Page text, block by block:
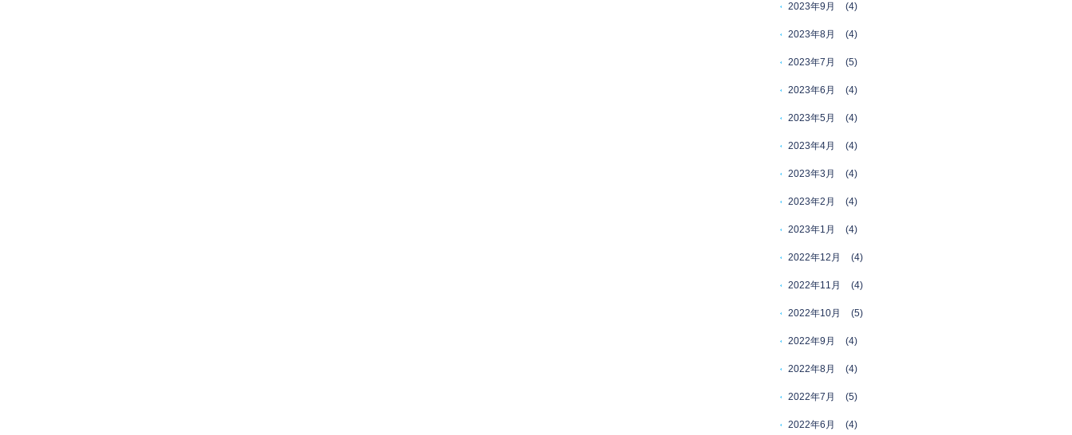
2023年9月 (4)
2023年8月 (4)
2023年7月 (5)
2023年6月 (4)
2023年5月 (4)
2023年4月 (4)
2023年3月 (4)
2023年2月 (4)
2023年1月 (4)
2022年12月 (4)
2022年11月 (4)
2022年10月 (5)
2022年9月 (4)
2022年8月 (4)
2022年7月 (5)
2022年6月 (4)